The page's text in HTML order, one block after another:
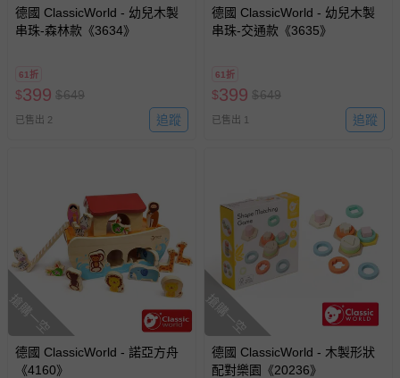
德國 ClassicWorld - 幼兒木製
串珠-森林款《3634》
61折
$399 $649
已售出 2 追蹤
德國 ClassicWorld - 幼兒木製
串珠-交通款《3635》
61折
$399 $649
已售出 1 追蹤
搶購一空
德國 ClassicWorld - 諾亞方舟
《4160》
搶購一空
德國 ClassicWorld - 木製形狀
配對樂園《20236》